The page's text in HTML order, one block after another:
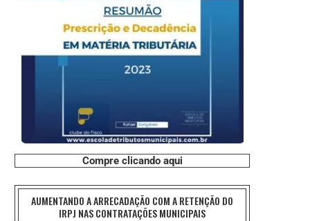
Compre clicando aqui
AUMENTANDO A ARRECADAÇÃO COM A RETENÇÃO DO
IRPJ NAS CONTRATAÇÕES MUNICIPAIS